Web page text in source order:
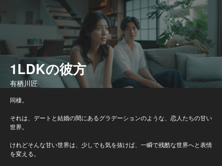
1LDKの彼方
有栖川匠
同棲。
それは、デートと結婚の間にあるグラデーションのような、恋人たちの甘い
世界。
けれどそんな甘い世界は、少しでも気を抜けば、一瞬で残酷な世界へと表情
を変える。